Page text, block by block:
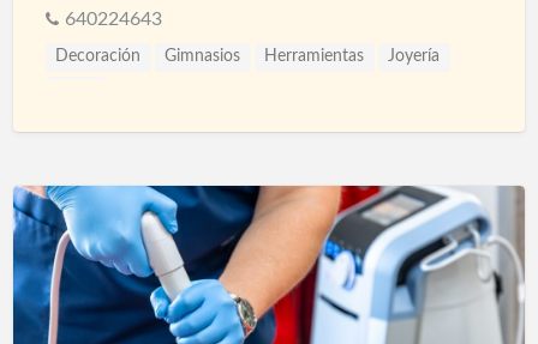
640224643
Decoración Gimnasios Herramientas Joyería